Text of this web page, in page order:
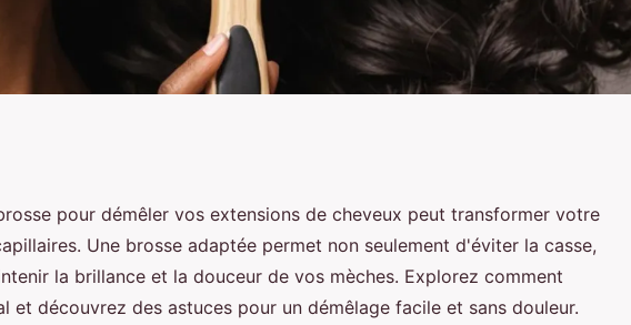
cheveux
pour démêler vos extensions de cheveux peut transformer votre
Une brosse adaptée permet non seulement d'éviter la casse,
la brillance et la douceur de vos mèches. Explorez comment
et découvrez des astuces pour un démêlage facile et sans douleur.